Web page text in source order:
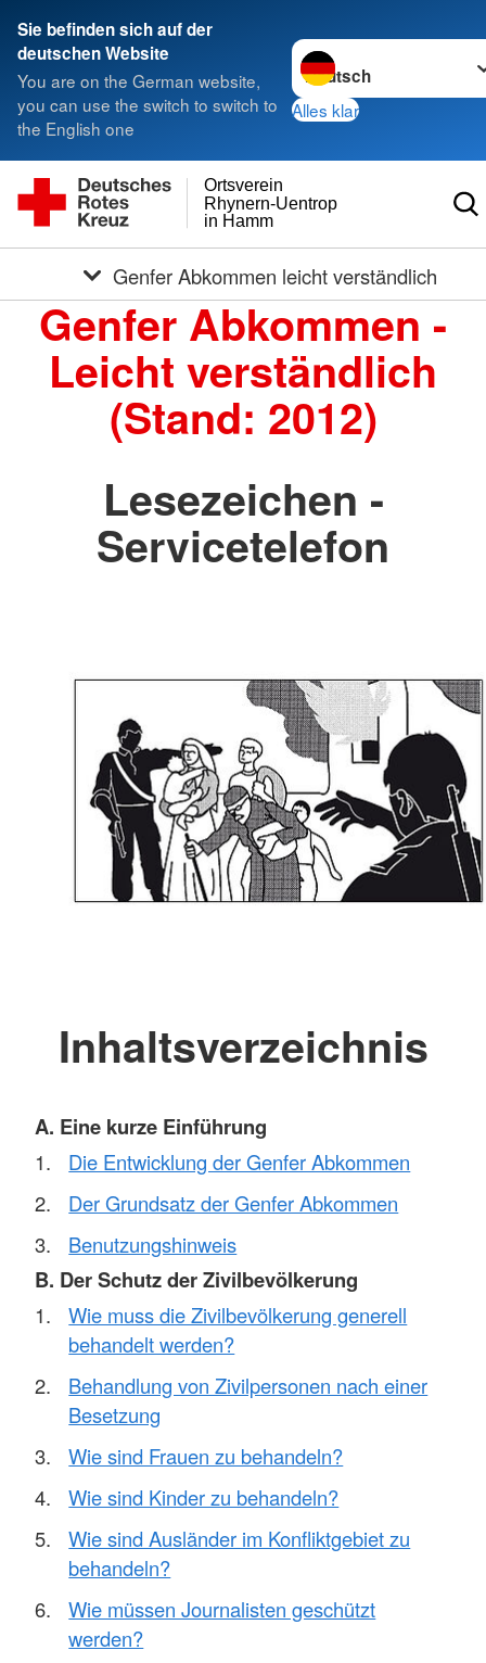
Sie befinden sich auf der
deutschen Website
You are on the German website,
you can use the switch to switch to
the English one
Sprache wechseln zu
Alles klar
in Hamm
Rhynern-Uentrop
Ortsverein
Genfer Abkommen leicht verständlich
Genfer Abkommen -
Leicht verständlich
(Stand: 2012)
Lesezeichen -
Servicetelefon
Inhaltsverzeichnis
A. Eine kurze Einführung
Die Entwicklung der Genfer Abkommen
Der Grundsatz der Genfer Abkommen
Benutzungshinweis
B. Der Schutz der Zivilbevölkerung
Wie muss die Zivilbevölkerung generell
behandelt werden?
Behandlung von Zivilpersonen nach einer
Besetzung
Wie sind Frauen zu behandeln?
Wie sind Kinder zu behandeln?
Wie sind Ausländer im Konfliktgebiet zu
behandeln?
Wie müssen Journalisten geschützt
werden?